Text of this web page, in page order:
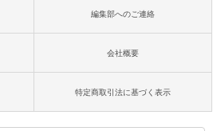
編集部へのご連絡
会社概要
特定商取引法に基づく表示